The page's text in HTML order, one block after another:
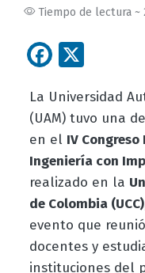
Tiempo de lectura ~
Facebook
La Universidad
(UAM) tuvo una
en el IV
Ingeniería con
realizado en la
de Colombia
evento que
docentes y
instituciones del